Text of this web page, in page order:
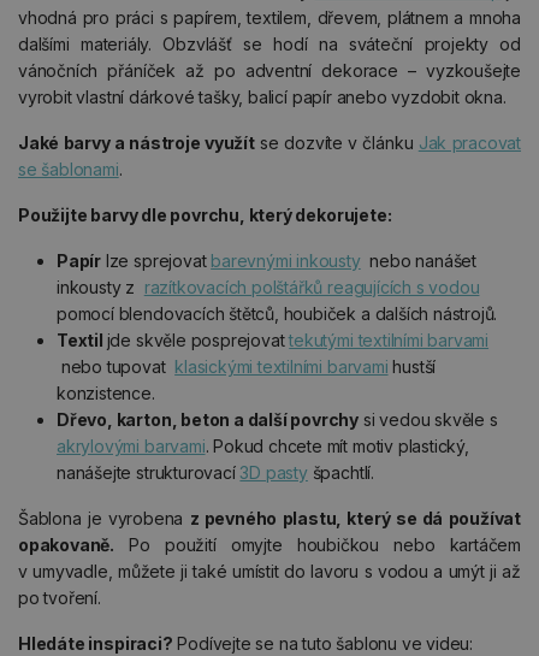
vhodná pro práci s papírem, textilem, dřevem, plátnem a mnoha
dalšími materiály. Obzvlášť se hodí na sváteční projekty od
vánočních přáníček až po adventní dekorace – vyzkoušejte
vyrobit vlastní dárkové tašky, balicí papír anebo vyzdobit okna.
Jaké barvy a nástroje využítse dozvíte v článku Jak pracovat
se šablonami.
Použijte barvy dle povrchu, který dekorujete:
Papír lze sprejovat barevnými inkoustynebo nanášet
inkousty z razítkovacích polštářků reagujících s vodou
pomocí blendovacích štětců, houbiček a dalších nástrojů.
Textil jde skvěle posprejovattekutými textilními barvami
nebo tupovat klasickými textilními barvami hustší
konzistence.
Dřevo, karton, beton a další povrchy si vedou skvěle s
akrylovými barvami. Pokud chcete mít motiv plastický,
nanášejte strukturovací3D pastyšpachtlí.
Šablona je vyrobena z pevného plastu, který se dá používat
opakovaně. Po použití omyjte houbičkou nebo kartáčem
v umyvadle, můžete ji také umístit do lavoru s vodou a umýt ji až
po tvoření.
Hledáte inspiraci? Podívejte se na tuto šablonu ve videu: